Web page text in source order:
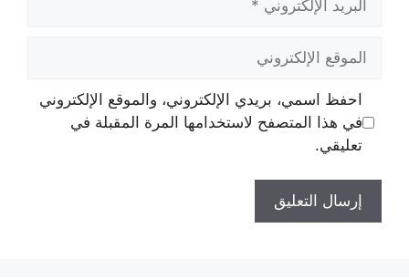
الإلكتروني
الإلكتروني
احفظ اسمي، بريدي الإلكتروني، والموقع الإلكتروني
في هذا المتصفح لاستخدامها المرة المقبلة في
تعليقي.